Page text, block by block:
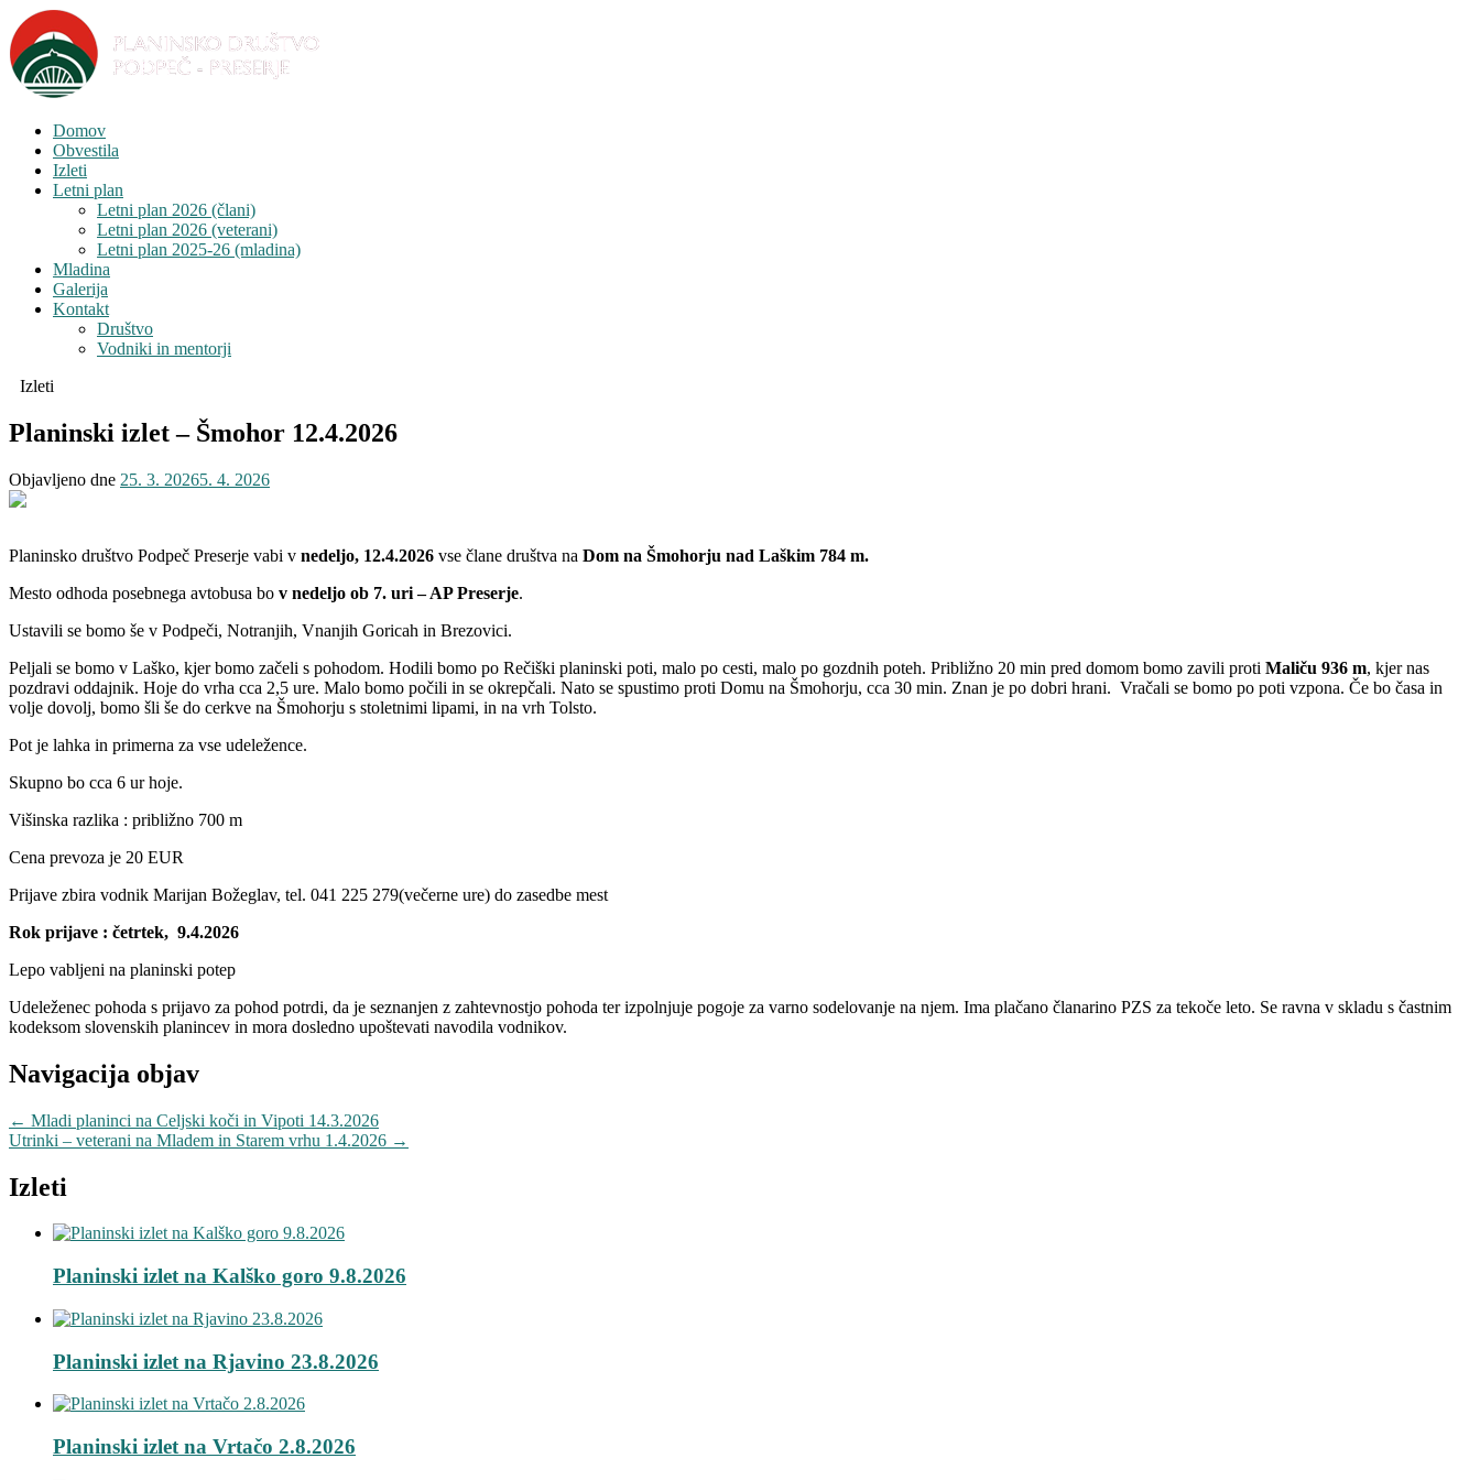
Domov
Obvestila
Izleti
Letni plan
Letni plan 2026 (člani)
Letni plan 2026 (veterani)
Letni plan 2025-26 (mladina)
Mladina
Galerija
Kontakt
Društvo
Vodniki in mentorji
Izleti
Planinski izlet – Šmohor 12.4.2026
Objavljeno dne 25. 3. 20265. 4. 2026
Planinsko društvo Podpeč Preserje vabi v nedeljo, 12.4.2026 vse člane društva na Dom na Šmohorju nad Laškim 784 m.
Mesto odhoda posebnega avtobusa bo v nedeljo ob 7. uri – AP Preserje.
Ustavili se bomo še v Podpeči, Notranjih, Vnanjih Goricah in Brezovici.
Peljali se bomo v Laško, kjer bomo začeli s pohodom. Hodili bomo po Rečiški planinski poti, malo po cesti, malo po gozdnih poteh. Približno 20 min pred domom bomo zavili proti Maliču 936 m, kjer nas
pozdravi oddajnik. Hoje do vrha cca 2,5 ure. Malo bomo počili in se okrepčali. Nato se spustimo proti Domu na Šmohorju, cca 30 min. Znan je po dobri hrani. Vračali se bomo po poti vzpona. Če bo časa in
volje dovolj, bomo šli še do cerkve na Šmohorju s stoletnimi lipami, in na vrh Tolsto.
Pot je lahka in primerna za vse udeležence.
Skupno bo cca 6 ur hoje.
Višinska razlika : približno 700 m
Cena prevoza je 20 EUR
Prijave zbira vodnik Marijan Božeglav, tel. 041 225 279(večerne ure) do zasedbe mest
Rok prijave : četrtek, 9.4.2026
Lepo vabljeni na planinski potep
Udeleženec pohoda s prijavo za pohod potrdi, da je seznanjen z zahtevnostjo pohoda ter izpolnjuje pogoje za varno sodelovanje na njem. Ima plačano članarino PZS za tekoče leto. Se ravna v skladu s častnim
kodeksom slovenskih planincev in mora dosledno upoštevati navodila vodnikov.
Navigacija objav
← Mladi planinci na Celjski koči in Vipoti 14.3.2026
Utrinki – veterani na Mladem in Starem vrhu 1.4.2026 →
Izleti
Planinski izlet na Kalško goro 9.8.2026
Planinski izlet na Rjavino 23.8.2026
Planinski izlet na Vrtačo 2.8.2026